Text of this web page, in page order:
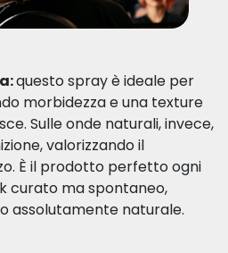
questo spray è ideale per
morbidezza e una texture
Sulle onde naturali, invece,
valorizzando il
È il prodotto perfetto ogni
curato ma spontaneo,
assolutamente naturale.